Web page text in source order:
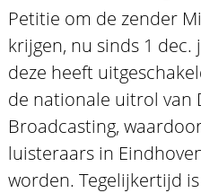
Petitie om de zender
krijgen, nu sinds 1
deze heeft
de nationale uitrol van
Broadcasting,
luisteraars in
worden. Tegelijkertijd